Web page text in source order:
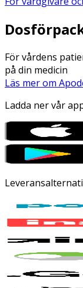
För vårdens
på din medicin
Läs mer om
Ladda ner vår